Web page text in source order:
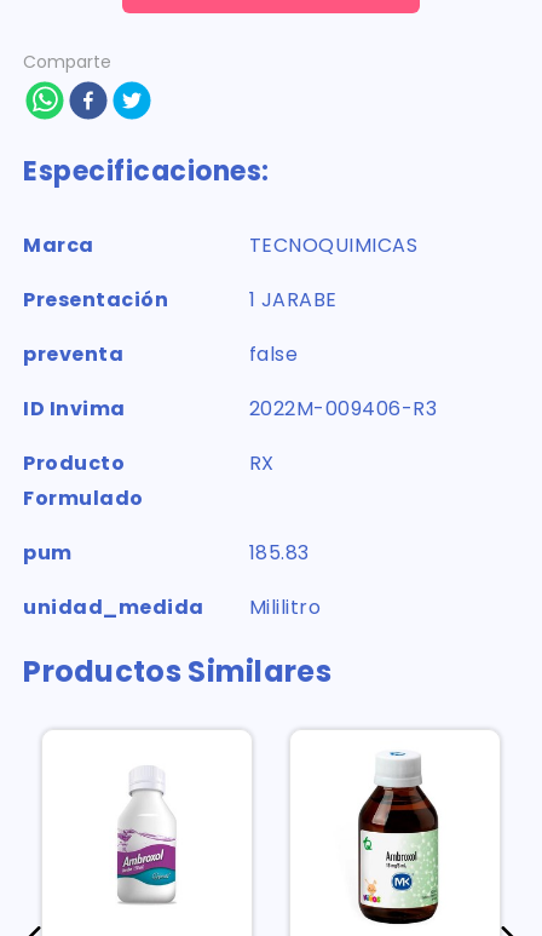
Comparte
Especificaciones:
Marca
TECNOQUIMICAS
Presentación
1 JARABE
preventa
false
ID Invima
2022M-009406-R3
Producto
Formulado
RX
pum
185.83
unidad_medida
Mililitro
Productos Similares